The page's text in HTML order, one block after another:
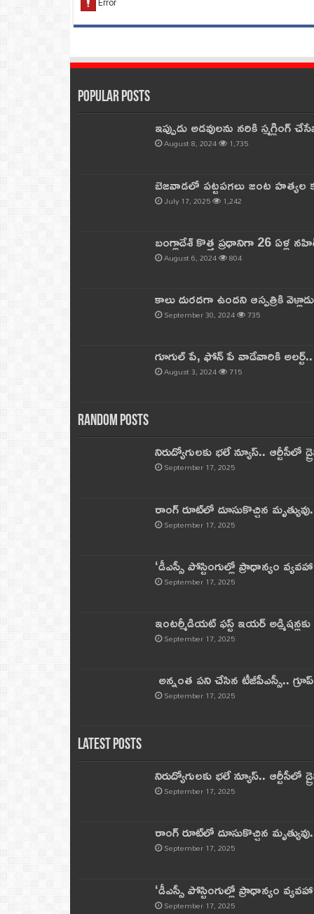
Popular Posts
ఇప్పుడు అడవులను నరికి
August 8, 2024 1,735
బెజవాడలో పట్టపగలు జంట
July 17, 2025 1,242
బంగ్లాదేశ్ కొత్త ప్రధానిగా 26 ఏళ్ల
August 6, 2024 804
కాలు దురదగా ఉందని ఆస్పత్రికి
September 30, 2024 735
గూగుల్ పే, ఫోన్ పే వాడేవారికి
August 3, 2024 715
Random Posts
నిరుద్యోగులకు భలే న్యూస్.. ఆర్టీసీలో
September 17, 2025
రాంగ్ రూట్‌లో దూసుకొచ్చిన
September 17, 2025
‘డీఎస్సీ పోస్టింగుల్లో ప్రాధాన్యం
September 17, 2025
ఇంటర్మీడియట్ ఫస్ట్‌ ఇయర్‌
September 17, 2025
అన్నంత పని చేసిన టీజీపీఎస్సీ..
September 17, 2025
Latest Posts
నిరుద్యోగులకు భలే న్యూస్.. ఆర్టీసీలో
September 17, 2025
రాంగ్ రూట్‌లో దూసుకొచ్చిన
September 17, 2025
‘డీఎస్సీ పోస్టింగుల్లో ప్రాధాన్యం
September 17, 2025